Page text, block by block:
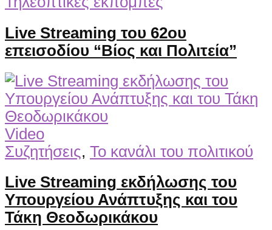
Live Streaming του 62ου
επεισοδίου “Βίος και Πολιτεία”
Video
Συζητήσεις, Το κανάλι του πολιτικού
Live Streaming εκδήλωσης του
Υπουργείου Ανάπτυξης και του
Τάκη Θεοδωρικάκου